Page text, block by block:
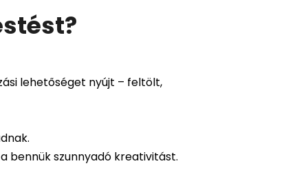
?
lehetőséget nyújt – feltölt,
bennük szunnyadó kreativitást.